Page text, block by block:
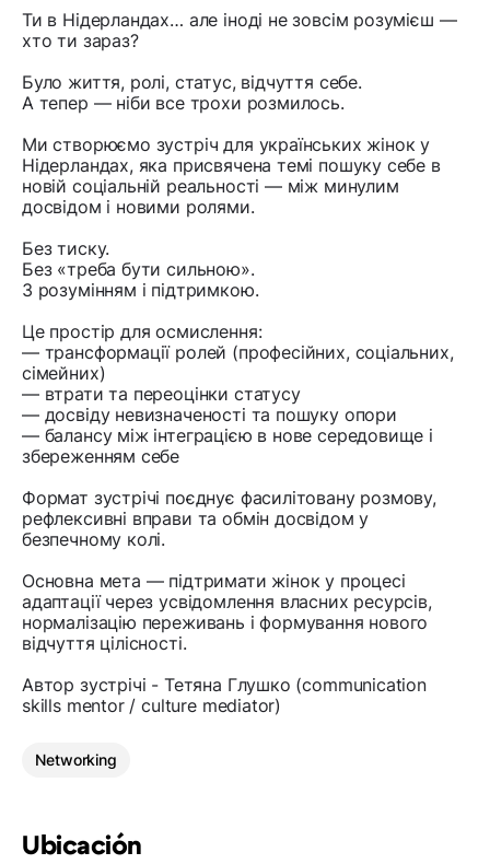
Ти в Нідерландах… але іноді не зовсім розумієш —
хто ти зараз?
Було життя, ролі, статус, відчуття себе.
А тепер — ніби все трохи розмилось.
Ми створюємо зустріч для українських жінок у
Нідерландах, яка присвячена темі пошуку себе в
новій соціальній реальності — між минулим
досвідом і новими ролями.
Без тиску.
Без «треба бути сильною».
З розумінням і підтримкою.
Це простір для осмислення:
— трансформації ролей (професійних, соціальних,
сімейних)
— втрати та переоцінки статусу
— досвіду невизначеності та пошуку опори
— балансу між інтеграцією в нове середовище і
збереженням себе
Формат зустрічі поєднує фасилітовану розмову,
рефлексивні вправи та обмін досвідом у
безпечному колі.
Основна мета — підтримати жінок у процесі
адаптації через усвідомлення власних ресурсів,
нормалізацію переживань і формування нового
відчуття цілісності.
Автор зустрічі - Тетяна Глушко (communication
skills mentor / culture mediator)
Networking
Ubicación